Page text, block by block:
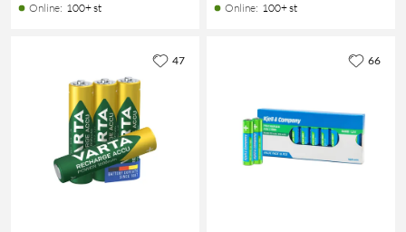
Online: 100+ st Online: 100+ st
47 66